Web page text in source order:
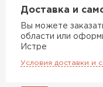
Доставка и
Вы можете
области или
Истре
Условия доставки и